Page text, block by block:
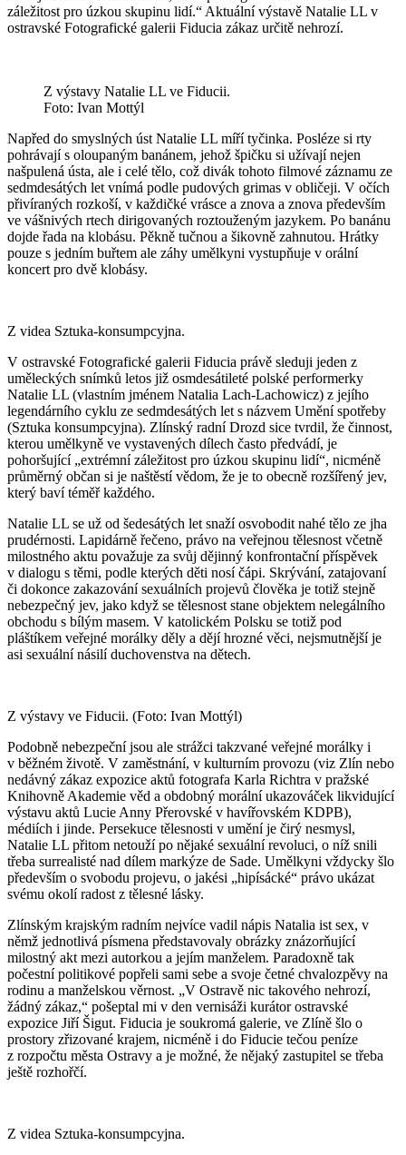
záležitost pro úzkou skupinu lidí.“ Aktuální výstavě Natalie LL v
ostravské Fotografické galerii Fiducia zákaz určitě nehrozí.
Z výstavy Natalie LL ve Fiducii.
Foto: Ivan Mottýl
Napřed do smyslných úst Natalie LL míří tyčinka. Posléze si rty
pohrávají s oloupaným banánem, jehož špičku si užívají nejen
našpulená ústa, ale i celé tělo, což divák tohoto filmové záznamu ze
sedmdesátých let vnímá podle pudových grimas v obličeji. V očích
přivíraných rozkoší, v každičké vrásce a znova a znova především
ve vášnivých rtech dirigovaných roztouženým jazykem. Po banánu
dojde řada na klobásu. Pěkně tučnou a šikovně zahnutou. Hrátky
pouze s jedním buřtem ale záhy umělkyni vystupňuje v orální
koncert pro dvě klobásy.
Z videa Sztuka-konsumpcyjna.
V ostravské Fotografické galerii Fiducia právě sleduji jeden z
uměleckých snímků letos již osmdesátileté polské performerky
Natalie LL (vlastním jménem Natalia Lach-Lachowicz) z jejího
legendárního cyklu ze sedmdesátých let s názvem Umění spotřeby
(Sztuka konsumpcyjna). Zlínský radní Drozd sice tvrdil, že činnost,
kterou umělkyně ve vystavených dílech často předvádí, je
pohoršující „extrémní záležitost pro úzkou skupinu lidí“, nicméně
průměrný občan si je naštěstí vědom, že je to obecně rozšířený jev,
který baví téměř každého.
Natalie LL se už od šedesátých let snaží osvobodit nahé tělo ze jha
prudérnosti. Lapidárně řečeno, právo na veřejnou tělesnost včetně
milostného aktu považuje za svůj dějinný konfrontační příspěvek
v dialogu s těmi, podle kterých děti nosí čápi. Skrývání, zatajovaní
či dokonce zakazování sexuálních projevů člověka je totiž stejně
nebezpečný jev, jako když se tělesnost stane objektem nelegálního
obchodu s bílým masem. V katolickém Polsku se totiž pod
pláštíkem veřejné morálky děly a dějí hrozné věci, nejsmutnější je
asi sexuální násilí duchovenstva na dětech.
Z výstavy ve Fiducii. (Foto: Ivan Mottýl)
Podobně nebezpeční jsou ale strážci takzvané veřejné morálky i
v běžném životě. V zaměstnání, v kulturním provozu (viz Zlín nebo
nedávný zákaz expozice aktů fotografa Karla Richtra v pražské
Knihovně Akademie věd a obdobný morální ukazováček likvidující
výstavu aktů Lucie Anny Přerovské v havířovském KDPB),
médiích i jinde. Persekuce tělesnosti v umění je čirý nesmysl,
Natalie LL přitom netouží po nějaké sexuální revoluci, o níž snili
třeba surrealisté nad dílem markýze de Sade. Umělkyni vždycky šlo
především o svobodu projevu, o jakési „hipísácké“ právo ukázat
svému okolí radost z tělesné lásky.
Zlínským krajským radním nejvíce vadil nápis Natalia ist sex, v
němž jednotlivá písmena představovaly obrázky znázorňující
milostný akt mezi autorkou a jejím manželem. Paradoxně tak
počestní politikové popřeli sami sebe a svoje četné chvalozpěvy na
rodinu a manželskou věrnost. „V Ostravě nic takového nehrozí,
žádný zákaz,“ pošeptal mi v den vernisáži kurátor ostravské
expozice Jiří Šigut. Fiducia je soukromá galerie, ve Zlíně šlo o
prostory zřizované krajem, nicméně i do Fiducie tečou peníze
z rozpočtu města Ostravy a je možné, že nějaký zastupitel se třeba
ještě rozhořčí.
Z videa Sztuka-konsumpcyjna.